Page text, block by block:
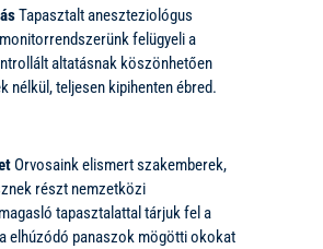
Tapasztalt aneszteziológus
felügyeli a
altatásnak köszönhetően
nélkül, teljesen kipihenten ébred.
Orvosaink elismert szakemberek,
részt nemzetközi
tapasztalattal tárjuk fel a
elhúzódó panaszok mögötti okokat